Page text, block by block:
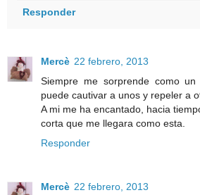
Responder
Mercè 22 febrero, 2013
Siempre me sorprende como un
puede cautivar a unos y repeler a
A mi me ha encantado, hacia
corta que me llegara como esta.
Responder
Mercè 22 febrero, 2013